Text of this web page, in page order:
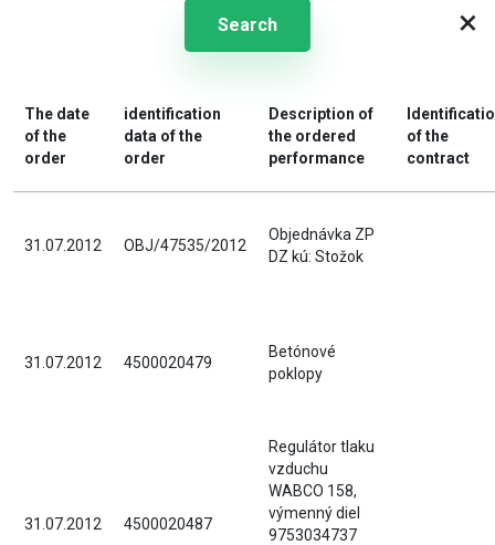
Search ×
The date
of the
order
identification
data of the
order
Description of
the ordered
performance
of the
contract
31.07.2012 OBJ/47535/2012
Objednávka ZP
DZ kú: Stožok
31.07.2012 4500020479
Betónové
poklopy
31.07.2012 4500020487
Regulátor tlaku
vzduchu
WABCO 158,
výmenný diel
9753034737